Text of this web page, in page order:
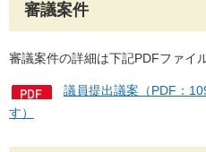
審議案件
審議案件の詳細は下記PDFファイ
議員提出議案（PDF：
す）